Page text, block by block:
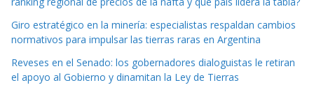
Giro estratégico en la minería: especialistas respaldan cambios
normativos para impulsar las tierras raras en Argentina
Reveses en el Senado: los gobernadores dialoguistas le retiran
el apoyo al Gobierno y dinamitan la Ley de Tierras